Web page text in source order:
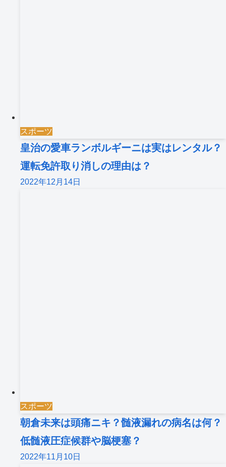
スポーツ
皇治の愛車ランボルギーニは実はレンタル？
運転免許取り消しの理由は？
2022年12月14日
スポーツ
朝倉未来は頭痛ニキ？髄液漏れの病名は何？
低髄液圧症候群や脳梗塞？
2022年11月10日